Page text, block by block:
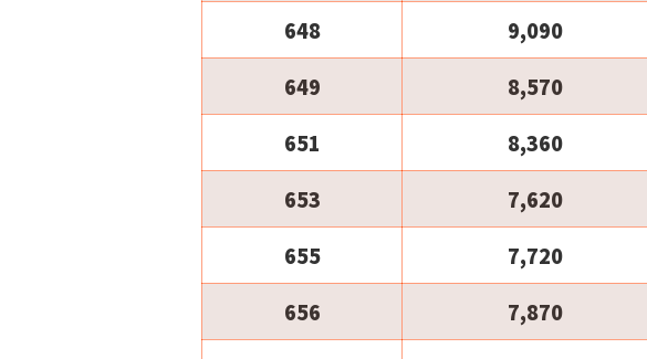
648
9,090
649
8,570
651
8,360
653
7,620
655
7,720
656
7,870